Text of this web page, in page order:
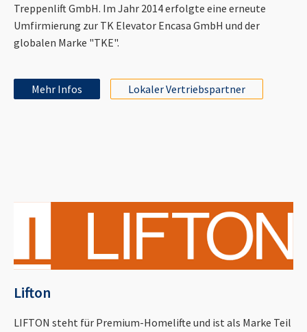
Treppenlift GmbH. Im Jahr 2014 erfolgte eine erneute
Umfirmierung zur TK Elevator Encasa GmbH und der
globalen Marke "TKE".
Mehr Infos Lokaler Vertriebspartner
Lifton
LIFTON steht für Premium-Homelifte und ist als Marke Teil